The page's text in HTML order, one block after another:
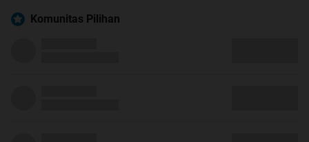
Komunitas Pilihan